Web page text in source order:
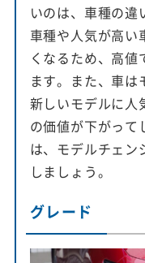
いのは、車種の違
車種や人気が高い
くなるため、高
ます。また、車は
新しいモデルに人
の価値が下がって
は、モデルチェン
しましょう。
グレード